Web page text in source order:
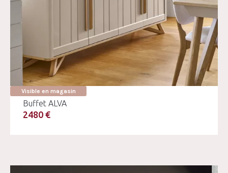
Visible en magasin
Buffet ALVA
2480 €